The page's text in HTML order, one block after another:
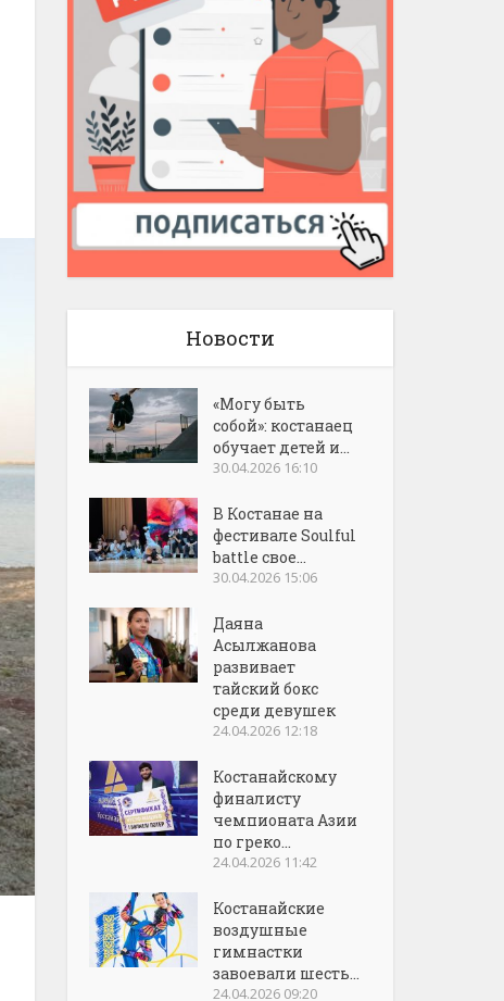
Новости
«Могу быть
собой»: костанаец
обучает детей и...
30.04.2026 16:10
В Костанае на
фестивале Soulful
battle свое...
30.04.2026 15:06
Даяна
Асылжанова
развивает
тайский бокс
среди девушек
24.04.2026 12:18
Костанайскому
финалисту
чемпионата Азии
по греко...
24.04.2026 11:42
Костанайские
воздушные
гимнастки
завоевали шесть...
24.04.2026 09:20